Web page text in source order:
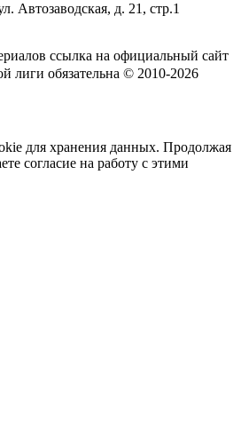
Автозаводская, д. 21, стр.1
ссылка на официальный сайт
лиги обязательна © 2010-2026
для хранения данных. Продолжая
согласие на работу с этими